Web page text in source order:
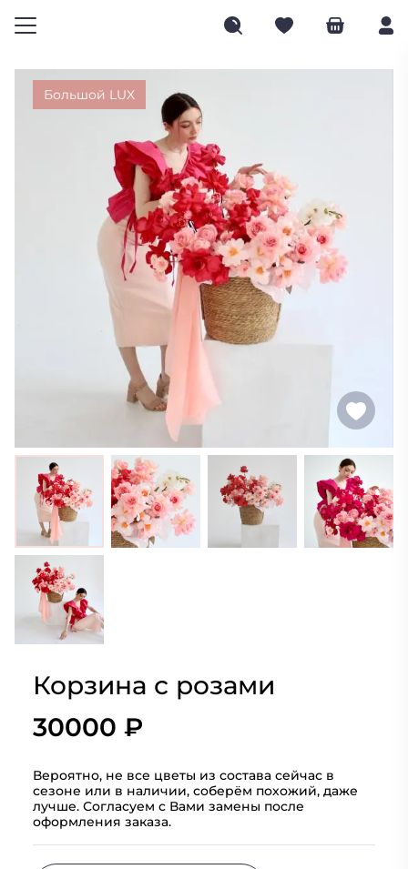
Большой LUX
Корзина с розами
30000 ₽
Вероятно, не все цветы из состава сейчас в
сезоне или в наличии, соберём похожий, даже
лучше. Согласуем с Вами замены после
оформления заказа.